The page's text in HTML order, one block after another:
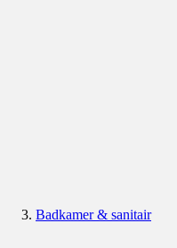
Badkamer & sanitair